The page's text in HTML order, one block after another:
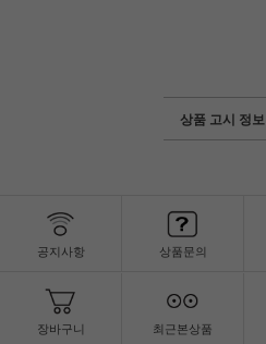
상품 고시 정보
공지사항 상품문의
장바구니 최근본상품